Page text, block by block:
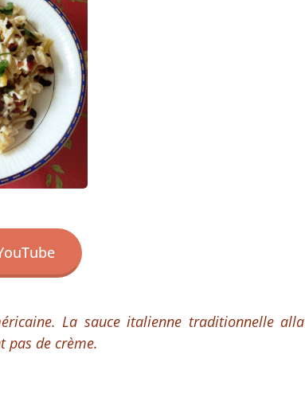
La sauce italienne traditionnelle alla
pas de crème.